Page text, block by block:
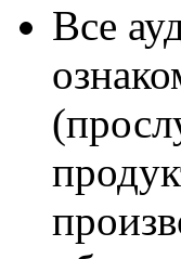
Все